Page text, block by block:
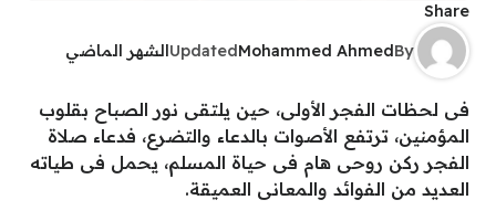
Share
By
Mohammed Ahmed
Updatedالشهر الماضي
فى لحظات الفجر الأولى، حين يلتقى نور الصباح بقلوب
المؤمنين، ترتفع الأصوات بالدعاء والتضرع، فدعاء صلاة
الفجر ركن روحى هام فى حياة المسلم، يحمل فى طياته
العديد من الفوائد والمعانى العميقة.